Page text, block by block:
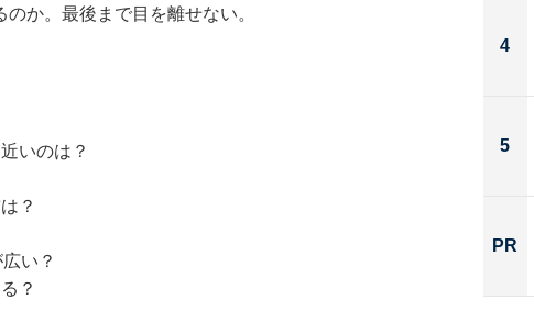
か。最後まで目を離せない。
いのは？
？
い？
？
4
5
PR